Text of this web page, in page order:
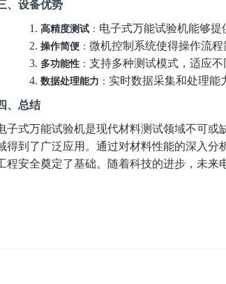
、设备优势
1. 高精度测试： 电子式万能试验机能够提
2. 操作简便： 微机控制系统使得操作流
3. 多功能性： 支持多种测试模式，适应不
4. 数据处理能力 ： 实时数据采集和处理能
、总结
子式万能试验机是现代材料测试领域不可
得到了广泛应用。通过对材料性能的深入
程安全奠定了基础。随着科技的进步，未来